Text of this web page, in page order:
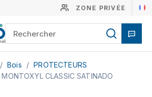
ZONE PRIVÉE
/ Bois / PROTECTEURS
MONTOXYL CLASSIC SATINADO